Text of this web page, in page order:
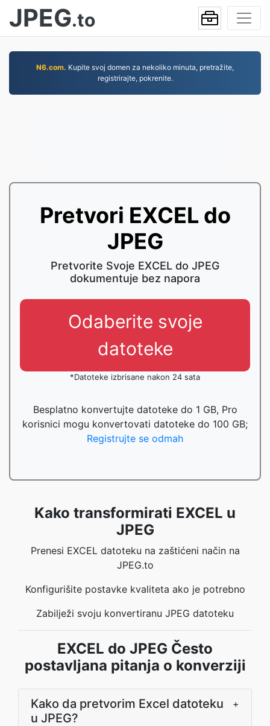
JPEG.to
N6.com. Kupite svoj domen za nekoliko minuta, pretražite,
registrirajte, pokrenite.
Pretvori EXCEL do
JPEG
Pretvorite Svoje EXCEL do JPEG
dokumentuje bez napora
Odaberite svoje
datoteke
*Datoteke izbrisane nakon 24 sata
Besplatno konvertujte datoteke do 1 GB, Pro
korisnici mogu konvertovati datoteke do 100 GB;
Registrujte se odmah
Kako transformirati EXCEL u
JPEG
Prenesi EXCEL datoteku na zaštićeni način na
JPEG.to
Konfigurišite postavke kvaliteta ako je potrebno
Zabilježi svoju konvertiranu JPEG datoteku
EXCEL do JPEG Često
postavljana pitanja o konverziji
Kako da pretvorim Excel datoteku
u JPEG?
+